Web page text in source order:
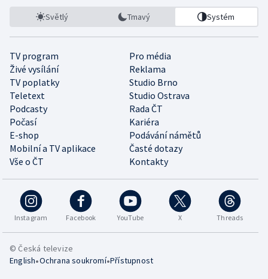
Světlý Tmavý Systém
TV program
Pro média
Živé vysílání
Reklama
TV poplatky
Studio Brno
Teletext
Studio Ostrava
Podcasty
Rada ČT
Počasí
Kariéra
E-shop
Podávání námětů
Mobilní a TV aplikace
Časté dotazy
Vše o ČT
Kontakty
Instagram Facebook YouTube X Threads
© Česká televize
English•Ochrana soukromí•Přístupnost